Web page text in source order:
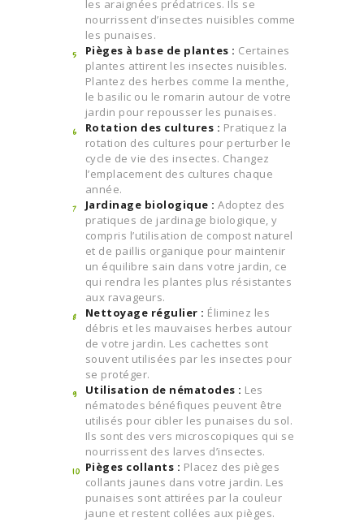
les araignées prédatrices. Ils se
nourrissent d’insectes nuisibles comme
les punaises.
Pièges à base de plantes : Certaines
plantes attirent les insectes nuisibles.
Plantez des herbes comme la menthe,
le basilic ou le romarin autour de votre
jardin pour repousser les punaises.
Rotation des cultures : Pratiquez la
rotation des cultures pour perturber le
cycle de vie des insectes. Changez
l’emplacement des cultures chaque
année.
Jardinage biologique : Adoptez des
pratiques de jardinage biologique, y
compris l’utilisation de compost naturel
et de paillis organique pour maintenir
un équilibre sain dans votre jardin, ce
qui rendra les plantes plus résistantes
aux ravageurs.
Nettoyage régulier : Éliminez les
débris et les mauvaises herbes autour
de votre jardin. Les cachettes sont
souvent utilisées par les insectes pour
se protéger.
Utilisation de nématodes : Les
nématodes bénéfiques peuvent être
utilisés pour cibler les punaises du sol.
Ils sont des vers microscopiques qui se
nourrissent des larves d’insectes.
Pièges collants : Placez des pièges
collants jaunes dans votre jardin. Les
punaises sont attirées par la couleur
jaune et restent collées aux pièges.